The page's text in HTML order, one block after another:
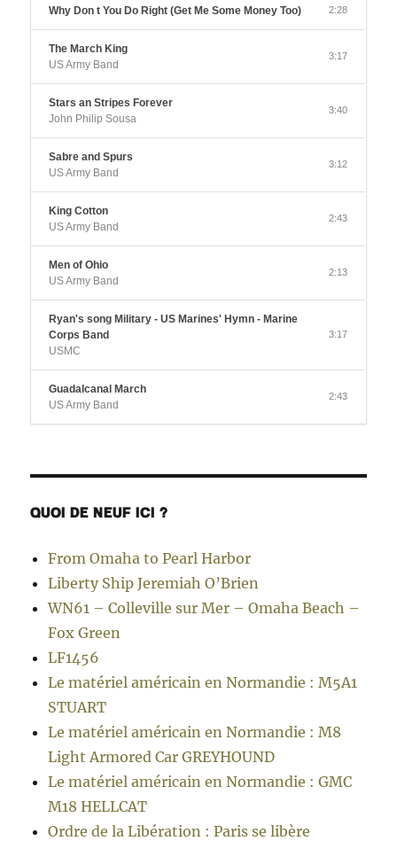
Why Don t You Do Right (Get Me Some Money Too) 2:28
The March King
US Army Band
3:17
Stars an Stripes Forever
John Philip Sousa
3:40
Sabre and Spurs
US Army Band
3:12
King Cotton
US Army Band
2:43
Men of Ohio
US Army Band
2:13
Ryan's song Military - US Marines' Hymn - Marine
Corps Band
USMC
3:17
Guadalcanal March
US Army Band
2:43
QUOI DE NEUF ICI ?
From Omaha to Pearl Harbor
Liberty Ship Jeremiah O’Brien
WN61 – Colleville sur Mer – Omaha Beach –
Fox Green
LF1456
Le matériel américain en Normandie : M5A1
STUART
Le matériel américain en Normandie : M8
Light Armored Car GREYHOUND
Le matériel américain en Normandie : GMC
M18 HELLCAT
Ordre de la Libération : Paris se libère